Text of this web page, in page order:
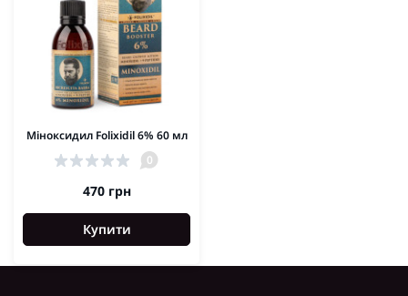
Міноксидил Folixidil 6% 60 мл
0
470 грн
Купити